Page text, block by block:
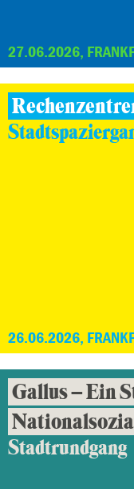
27.06.2026,
26.06.2026,
Gallus – Ein
Stadtrundgang